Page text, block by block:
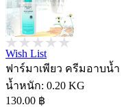
Wish List
ฟาร์มาเพียว ครีมอาบน้ำ
น้ำหนัก: 0.20 KG
130.00 ฿